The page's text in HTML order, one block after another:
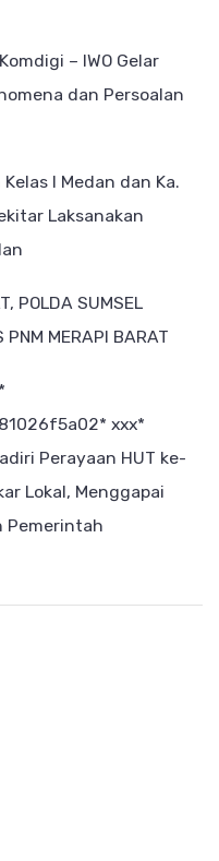
– IWO Gelar
dan Persoalan
I Medan dan Ka.
Laksanakan
POLDA SUMSEL
PNM MERAPI BARAT
ххх*
Perayaan HUT ke-
Lokal, Menggapai
Pemerintah